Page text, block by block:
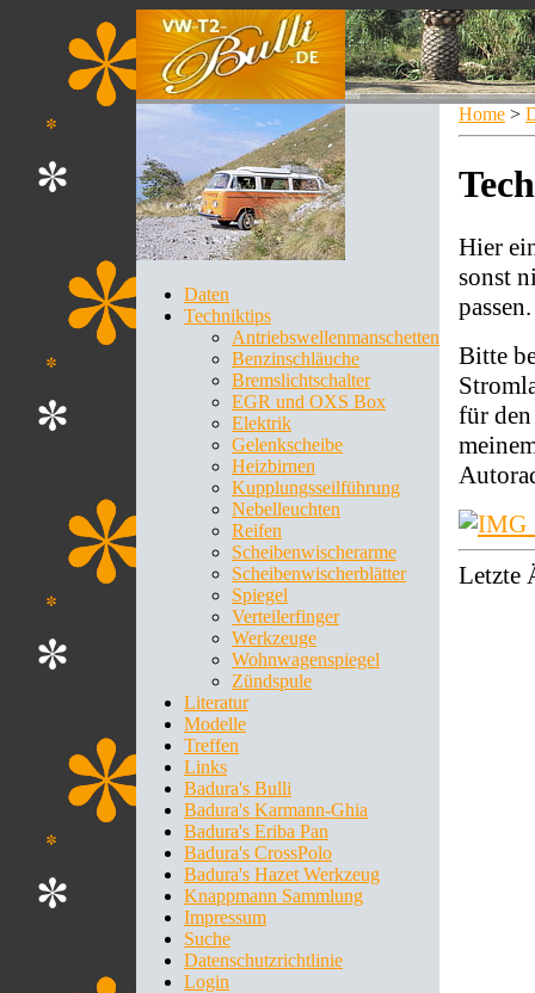
Daten
Techniktips
Antriebswellenmanschetten
Benzinschläuche
Bremslichtschalter
EGR und OXS Box
Elektrik
Gelenkscheibe
Heizbirnen
Kupplungsseilführung
Nebelleuchten
Reifen
Scheibenwischerarme
Scheibenwischerblätter
Spiegel
Verteilerfinger
Werkzeuge
Wohnwagenspiegel
Zündspule
Literatur
Modelle
Treffen
Links
Badura's Bulli
Badura's Karmann-Ghia
Badura's Eriba Pan
Badura's CrossPolo
Badura's Hazet Werkzeug
Knappmann Sammlung
Impressum
Suche
Datenschutzrichtlinie
Login
Home >
Hier
sonst
passen.
Bitte
für
Letzte